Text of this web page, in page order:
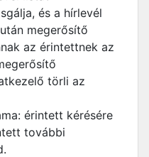
és a hírlevél
megerősítő
az érintettnek az
törli az
érintett kérésére
további